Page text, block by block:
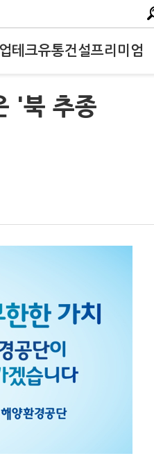
테크유통건설프리미엄
'북 추종